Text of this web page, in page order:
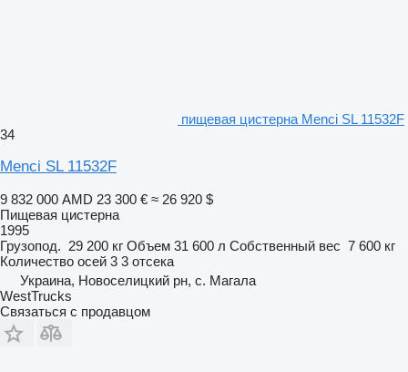
пищевая цистерна Menci SL 11532F
34
Menci SL 11532F
9 832 000 AMD 23 300 € ≈ 26 920 $
Пищевая цистерна
1995
Грузопод. 29 200 кг Объем 31 600 л Собственный вес 7 600 кг
Количество осей 3 3 отсека
Украина, Новоселицкий рн, с. Магала
WestTrucks
Связаться с продавцом